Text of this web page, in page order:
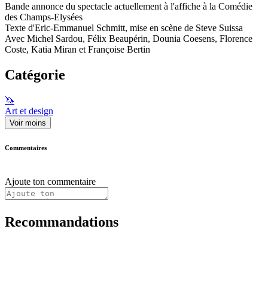
Bande annonce du spectacle actuellement à l'affiche à la Comédie
des Champs-Elysées
Texte d'Eric-Emmanuel Schmitt, mise en scène de Steve Suissa
Avec Michel Sardou, Félix Beaupérin, Dounia Coesens, Florence
Coste, Katia Miran et Françoise Bertin
Catégorie
🦄
Art et design
Voir moins
Commentaires
Ajoute ton commentaire
Recommandations